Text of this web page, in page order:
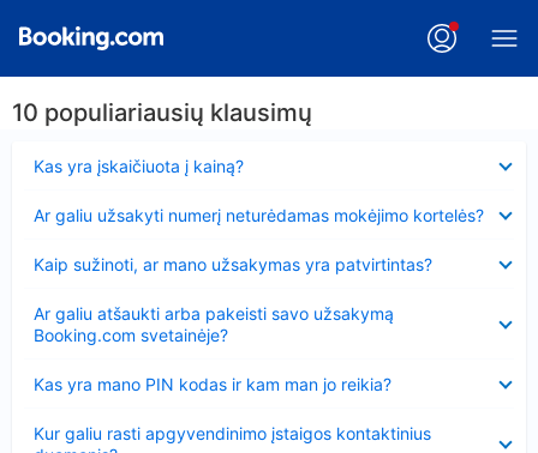
10 populiariausių klausimų
Kas yra įskaičiuota į kainą?
Ar galiu užsakyti numerį neturėdamas mokėjimo kortelės?
Kaip sužinoti, ar mano užsakymas yra patvirtintas?
Ar galiu atšaukti arba pakeisti savo užsakymą
Booking.com svetainėje?
Kas yra mano PIN kodas ir kam man jo reikia?
Kur galiu rasti apgyvendinimo įstaigos kontaktinius